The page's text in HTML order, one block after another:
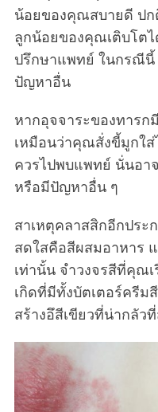
น้อยของคุณสบายดี ปก
ลูกน้อยของคุณเติบโต
ปรึกษาแพทย์ ในกรณีนี้
ปัญหาอื่น
หากอุจจาระของทารก
เหมือนว่าคุณสั่งขี้มูกใ
ควรไปพบแพทย์ นั่นอา
หรือมีปัญหาอื่น ๆ
สาเหตุคลาสสิกอีกประ
สดใสคือสีผสมอาหาร
เท่านั้น จำวงจรสีที่คุณ
เกิดที่มีทั้งบัตเตอร์ครีม
สร้างอึสีเขียวที่น่ากลัว
S
e
a
h
f
o